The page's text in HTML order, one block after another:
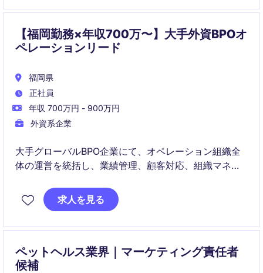
【福岡勤務×年収700万〜】大手外資BPOオ
ペレーションリード
福岡県
正社員
年収 700万円 - 900万円
外資系企業
大手グローバルBPO企業にて、オペレーション組織全
体の運営を統括し、業績管理、顧客対応、組織マネジ
ションです。
クライアントとの関係構築だけでなく、人材育成、収
求人を見る
ペットヘルス業界｜マーケティング責任者
候補